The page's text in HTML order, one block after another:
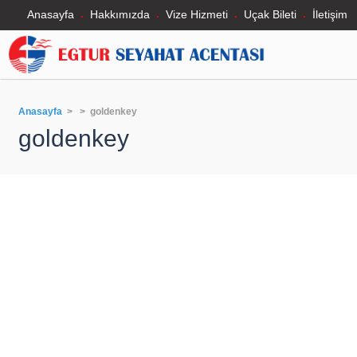
Anasayfa Hakkımızda Vize Hizmeti Uçak Bileti İletişim
Anasayfa > > goldenkey
goldenkey